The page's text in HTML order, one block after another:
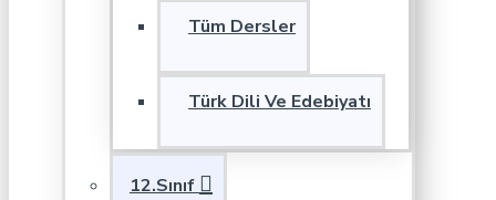
Tüm Dersler
Türk Dili Ve Edebiyatı
12.Sınıf